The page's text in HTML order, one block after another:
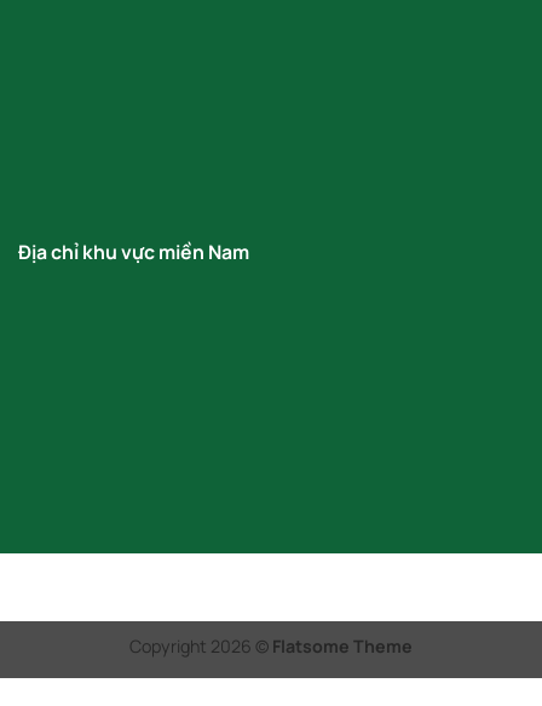
Địa chỉ khu vực miền Nam
Copyright 2026 © Flatsome Theme